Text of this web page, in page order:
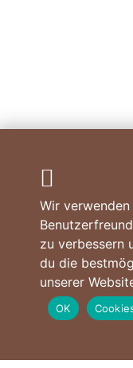
STEINLUCHS
Cornelia Luchsinger
Gübelweg 22
8442 Hettlingen
Wir
zu verbessern
du die
unserer
OK